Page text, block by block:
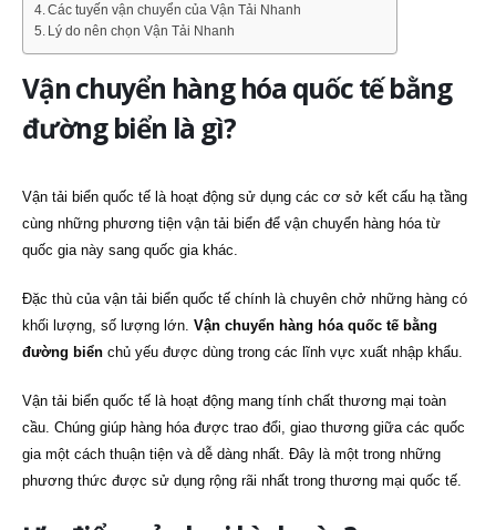
Các tuyến vận chuyển của Vận Tải Nhanh
Lý do nên chọn Vận Tải Nhanh
Vận chuyển hàng hóa quốc tế bằng
đường biển là gì?
Vận tải biển quốc tế là hoạt động sử dụng các cơ sở kết cấu hạ tầng
cùng những phương tiện vận tải biển để vận chuyển hàng hóa từ
quốc gia này sang quốc gia khác.
Đặc thù của vận tải biển quốc tế chính là chuyên chở những hàng có
khối lượng, số lượng lớn. Vận chuyển hàng hóa quốc tế bằng
đường biển chủ yếu được dùng trong các lĩnh vực xuất nhập khẩu.
Vận tải biển quốc tế là hoạt động mang tính chất thương mại toàn
cầu. Chúng giúp hàng hóa được trao đổi, giao thương giữa các quốc
gia một cách thuận tiện và dễ dàng nhất. Đây là một trong những
phương thức được sử dụng rộng rãi nhất trong thương mại quốc tế.